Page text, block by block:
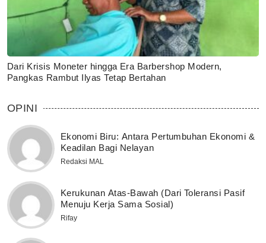
Dari Krisis Moneter hingga Era Barbershop Modern,
Pangkas Rambut Ilyas Tetap Bertahan
OPINI
Ekonomi Biru: Antara Pertumbuhan Ekonomi &
Keadilan Bagi Nelayan
Redaksi MAL
Kerukunan Atas-Bawah (Dari Toleransi Pasif
Menuju Kerja Sama Sosial)
Rifay